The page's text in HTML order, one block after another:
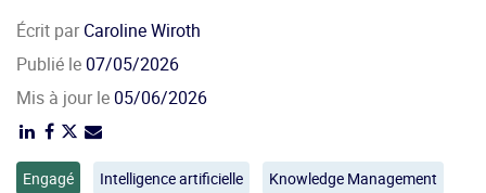
Écrit parCaroline Wiroth
Publié le07/05/2026
Mis à jour le05/06/2026
Engagé Intelligence artificielle Knowledge Management